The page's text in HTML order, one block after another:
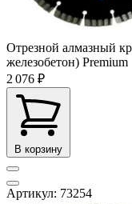
Отрезной алмазный
железобетон) Premium
2 076 ₽
В корзину
Артикул: 73254